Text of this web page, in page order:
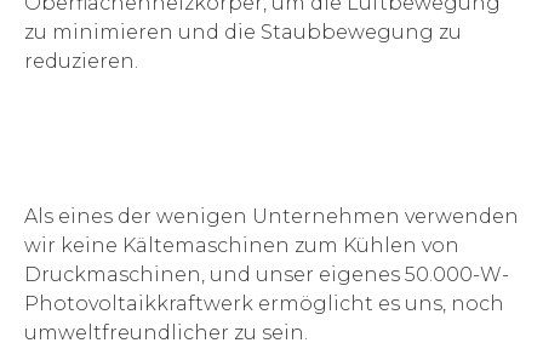
zu minimieren und die Staubbewegung zu
reduzieren.
Als eines der wenigen Unternehmen verwenden
wir keine Kältemaschinen zum Kühlen von
Druckmaschinen, und unser eigenes 50.000-W-
Photovoltaikkraftwerk ermöglicht es uns, noch
umweltfreundlicher zu sein.